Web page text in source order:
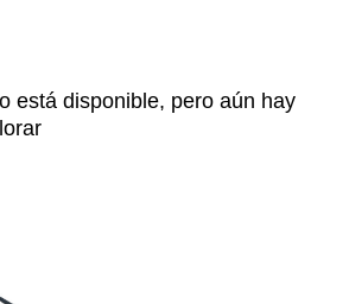
está disponible, pero aún hay